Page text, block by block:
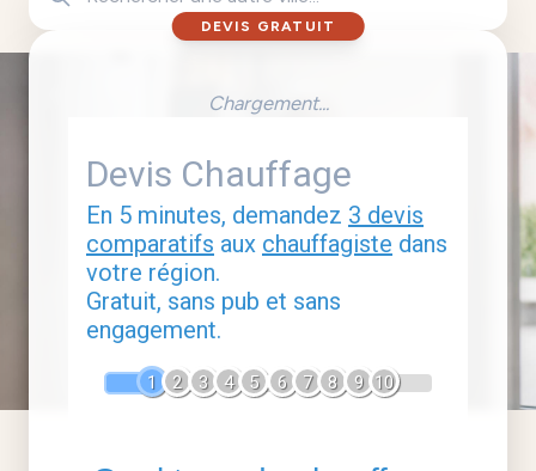
DEVIS GRATUIT
Chargement...
Devis Chauffage
En 5 minutes, demandez 3 devis
comparatifs aux chauffagiste dans
votre région.
Gratuit, sans pub et sans
engagement.
1 2 3 4 5 6 7 8 9 10